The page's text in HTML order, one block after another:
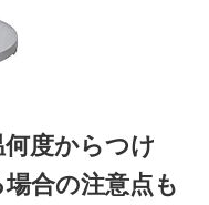
度からつけ
合の注意点も